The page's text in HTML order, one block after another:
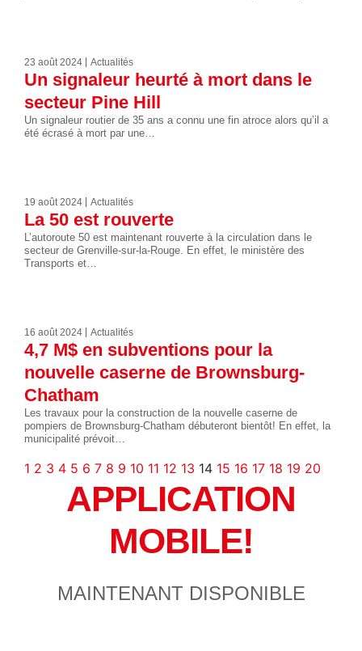
23 août 2024 Actualités
Un signaleur heurté à mort dans le
secteur Pine Hill
Un signaleur routier de 35 ans a connu une fin atroce alors qu’il a
été écrasé à mort par une…
19 août 2024 Actualités
La 50 est rouverte
L’autoroute 50 est maintenant rouverte à la circulation dans le
secteur de Grenville-sur-la-Rouge. En effet, le ministère des
Transports et…
16 août 2024 Actualités
4,7 M$ en subventions pour la
nouvelle caserne de Brownsburg-
Chatham
Les travaux pour la construction de la nouvelle caserne de
pompiers de Brownsburg-Chatham débuteront bientôt! En effet, la
municipalité prévoit…
1 2 3 4 5 6 7 8 9 10 11 12 13 14 15 16 17 18 19 20
APPLICATION
MOBILE!
MAINTENANT DISPONIBLE